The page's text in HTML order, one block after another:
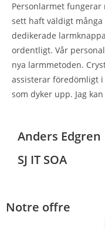
Personlarmet fungerar
sett haft väldigt
dedikerade
ordentligt. Vår
nya larmmetoden.
assisterar föredömligt
som dyker upp. Jag
Anders Edgren
SJ IT SOA
Notre offre